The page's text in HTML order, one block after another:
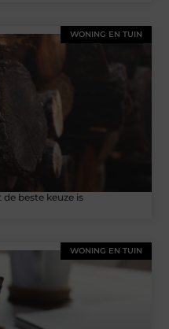
WONING EN TUIN
beste keuze is
WONING EN TUIN